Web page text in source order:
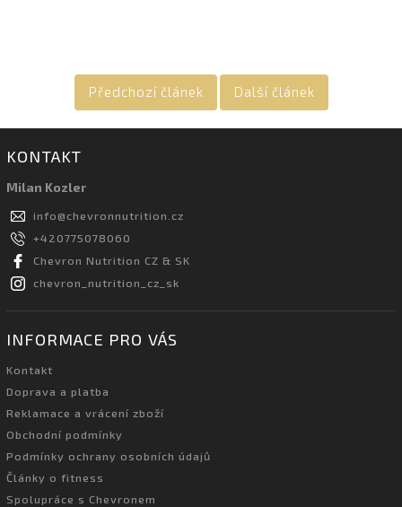
Předchozí článek Další článek
KONTAKT
Milan Kozler
info@chevronnutrition.cz
+420775078060
Chevron Nutrition CZ & SK
chevron_nutrition_cz_sk
INFORMACE PRO VÁS
Kontakt
Doprava a platba
Reklamace a vrácení zboží
Obchodní podmínky
Podmínky ochrany osobních údajů
Články o fitness
Spolupráce s Chevronem